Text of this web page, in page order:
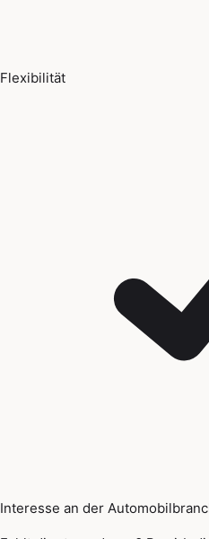
Flexibilität
Interesse an der